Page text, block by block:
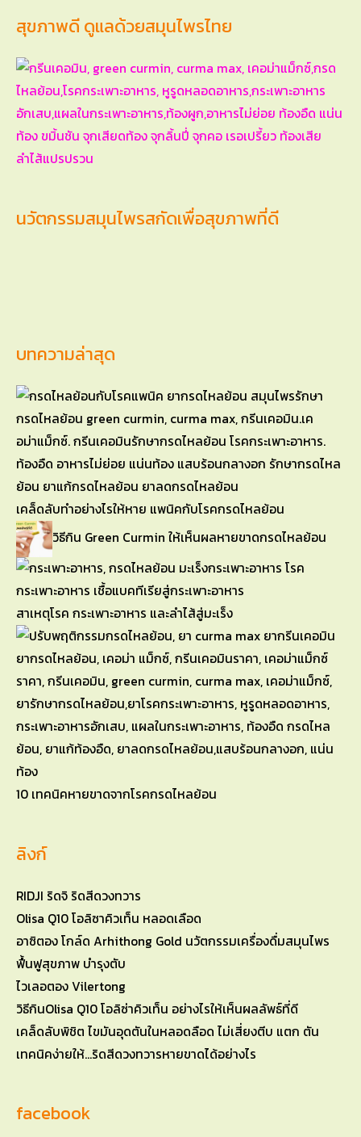
สุขภาพดี ดูแลด้วยสมุนไพรไทย
นวัตกรรมสมุนไพรสกัดเพื่อสุขภาพที่ดี
บทความล่าสุด
เคล็ดลับทำอย่างไรให้หาย แพนิคกับโรคกรดไหลย้อน
วิธีกิน Green Curmin ให้เห็นผลหายขาดกรดไหลย้อน
สาเหตุโรค กระเพาะอาหาร และลำไส้สู่มะเร็ง
10 เทคนิคหายขาดจากโรคกรดไหลย้อน
ลิงก์
RIDJI ริดจิ ริดสีดวงทวาร
Olisa Q10 โอลิซาคิวเท็น หลอดเลือด
อาซิตอง โกล์ด Arhithong Gold นวัตกรรมเครื่องดื่มสมุนไพร
ฟื้นฟูสุขภาพ บำรุงตับ
ไวเลอตอง Vilertong
วิธีกินOlisa Q10 โอลิซ่าคิวเท็น อย่างไรให้เห็นผลลัพธ์ที่ดี
เคล็ดลับพิชิต ไขมันอุดตันในหลอดลือด ไม่เสี่ยงตีบ แตก ตัน
เทคนิคง่ายให้…ริดสีดวงทวารหายขาดได้อย่างไร
facebook